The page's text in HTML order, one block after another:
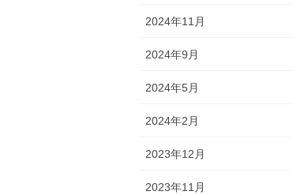
2024年11月
2024年9月
2024年5月
2024年2月
2023年12月
2023年11月